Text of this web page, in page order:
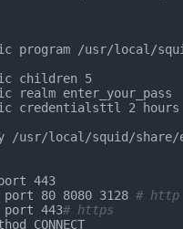
program /usr/local/
children 5
realm enter_your_pass
credentialsttl 2 hours
/usr/local/squid/
443
80 8080 3128 # http
port 443# https
CONNECT